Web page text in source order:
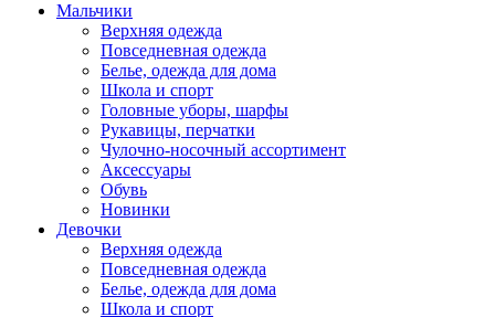
Мальчики
Верхняя одежда
Повседневная одежда
Белье, одежда для дома
Школа и спорт
Головные уборы, шарфы
Рукавицы, перчатки
Чулочно-носочный ассортимент
Аксессуары
Обувь
Новинки
Девочки
Верхняя одежда
Повседневная одежда
Белье, одежда для дома
Школа и спорт